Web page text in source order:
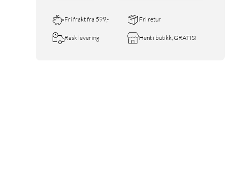
Fri frakt fra 599,- Fri retur
Rask levering Hent i butikk, GRATIS!